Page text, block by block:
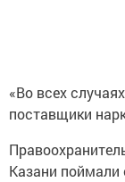
«Во всех
поставщики
Казани поймали